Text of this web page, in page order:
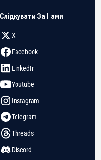
Слідкувати За Нами
X
Facebook
LinkedIn
Youtube
Instagram
Telegram
Threads
Discord